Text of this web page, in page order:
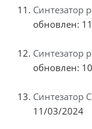
Синтезатор
обновлен:
Синтезатор
обновлен:
Синтезатор
11/03/2024